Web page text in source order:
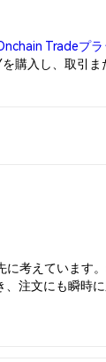
Tradeプ
購入し、取引ま
考えています
注文にも瞬時に